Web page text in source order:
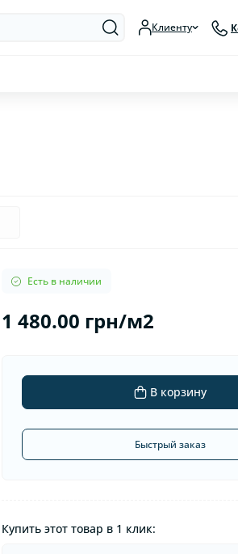
Клиенту
Есть в наличии
1 480.00 грн/м2
В корзину
Быстрый заказ
Купить этот товар в 1 клик: